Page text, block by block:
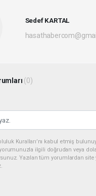
Sedef KARTAL
(0)
Kuralları’nı kabul etmiş
yorumunuzla ilgili doğrudan veya
Yazılan tüm yorumlardan